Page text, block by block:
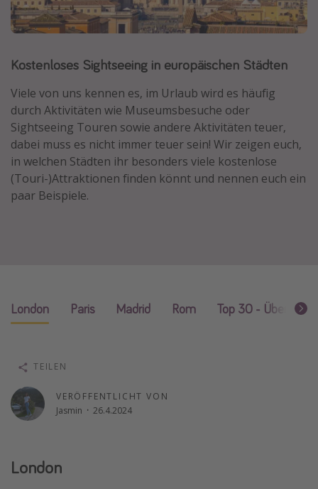
Normandie Urlaub
St. Lucia Urlaub
Kefalonia Urlaub
Krabi Urlaub
Tulum Urlaub
Sri Lanka Rundreise
Japan Rundreise
Roadtrips
Singlereisen
Strandurlaub
Gruppenreisen
Hotels am Achensee
Kostenloses Sightseeing in europäischen Städten
Viele von uns kennen es, im Urlaub wird es häufig
durch Aktivitäten wie Museumsbesuche oder
Sightseeing Touren sowie andere Aktivitäten teuer,
dabei muss es nicht immer teuer sein! Wir zeigen euch,
in welchen Städten ihr besonders viele kostenlose
(Touri-)Attraktionen finden könnt und nennen euch ein
paar Beispiele.
London Paris Madrid Rom Top 30 - Überblick
VERÖFFENTLICHT VON
Jasmin · 26.4.2024
TEILEN
London